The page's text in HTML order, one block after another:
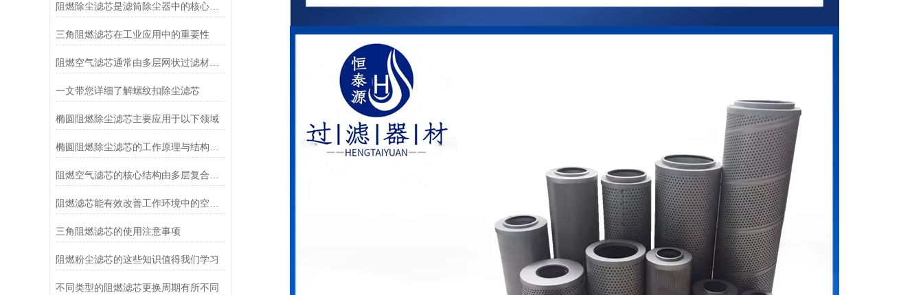
阻燃除尘滤芯是滤筒除尘器中的核心部件
三角阻燃滤芯在工业应用中的重要性
阻燃空气滤芯通常由多层网状过滤材料组成
一文带您详细了解螺纹扣除尘滤芯
椭圆阻燃除尘滤芯主要应用于以下领域
阻燃滤芯能有效改善工作环境中的空气质量
三角阻燃滤芯的使用注意事项
阻燃粉尘滤芯的这些知识值得我们学习
不同类型的阻燃滤芯更换周期有所不同